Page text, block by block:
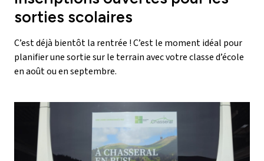
sorties scolaires
C’est déjà bientôt la rentrée ! C’est le moment idéal pour
planifier une sortie sur le terrain avec votre classe d’école
en août ou en septembre.